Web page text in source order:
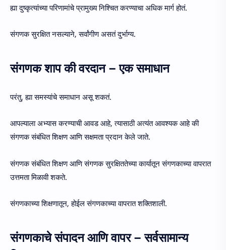
ह्या दुष्कृत्यांच्या परिणामांचे प्रामुख्य निश्चित करण्याचा अधिक मार्ग होतं.
संगणक सुरक्षित नसल्याने, सर्वांगीण असतं दुर्भाग्य.
संगणक शाप की वरदान – एक समाधान
परंतु, ह्या समस्यांचे समाधान असू शकतं.
आपल्याला अभ्यास करण्याची आवड आहे, त्यासाठी अत्यंत आवश्यक आहे की
संगणक संबंधित शिक्षण आणि सक्षमता प्रदान केले जाते.
संगणक संबंधित शिक्षण आणि संगणक सुरक्षिततेच्या कार्यातून संगणकाच्या वापरात
उत्तमता मिळावी शकते.
संगणकाच्या शिक्षणातून, होईल संगणकाच्या वापरात शक्तिशाली.
संगणकाचे संपादन आणि वापर – सर्वसामान्य